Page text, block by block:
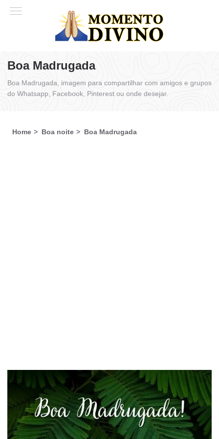
Boa Madrugada
Boa Madrugada, imagem para compartilhar com amigos e grupos
do Whatsapp, Facebook, Pinterest ou onde desejar.
Home Boa noite Boa Madrugada